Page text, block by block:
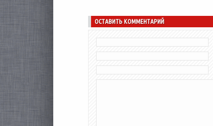
ОСТАВИТЬ КОММЕНТАРИЙ